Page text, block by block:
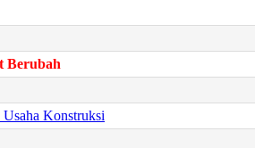
Berubah
Usaha Konstruksi